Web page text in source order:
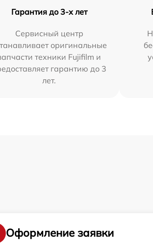
Гарантия до 3-х лет
Сервисный центр
оригинальные
техники Fujifilm и
гарантию до 3
лет.
Оформление заявки